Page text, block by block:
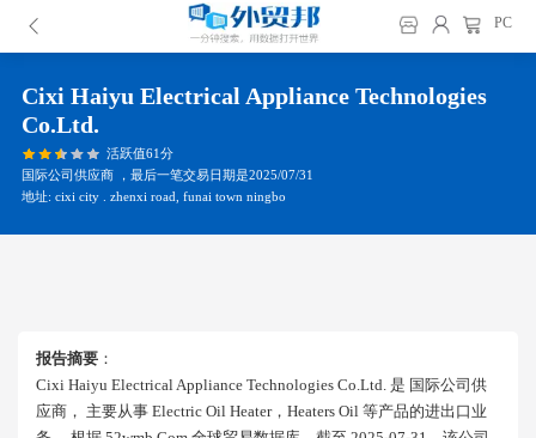
PC
Cixi Haiyu Electrical Appliance Technologies
Co.ltd.
活跃值61分
国际公司供应商 ，最后一笔交易日期是2025/07/31
地址: cixi city . zhenxi road, funai town ningbo
报告摘要 ：
Cixi Haiyu Electrical Appliance Technologies Co.ltd. 是 国际公司供
应商， 主要从事 Electric Oil Heater，heaters Oil 等产品的进出口业